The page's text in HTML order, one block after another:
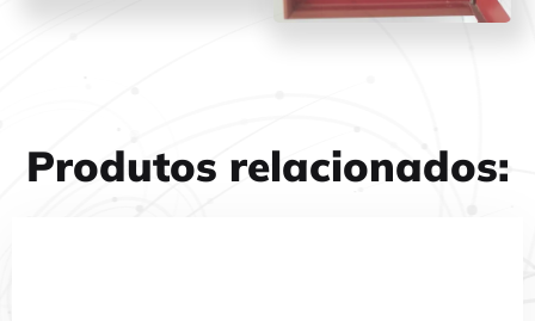
Produtos relacionados: